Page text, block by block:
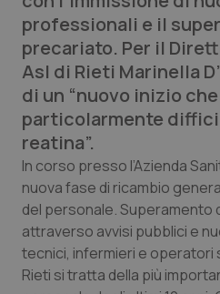
Lettere al direttore
Edizioni Regionali
QS Pro
Professionisti Sanitari.AI
Abruzzo
Basilicata
QS Pro Gold
Artrite & artrosi
QS Club Newsletter
professionali e il
precariato. Per il
Asl di Rieti Marinella
di un “nuovo inizio
particolarmente
reatina”.
In corso presso l’Azienda
nuova fase di ricambio
del personale. Superamento
attraverso avvisi pubblici e
tecnici, infermieri e operatori
Rieti si tratta della più